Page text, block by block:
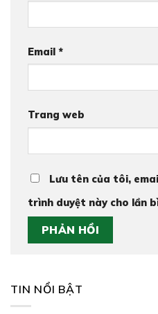
Email *
Trang web
Lưu tên của tôi,
trình duyệt này cho lần
TIN NỔI BẬT